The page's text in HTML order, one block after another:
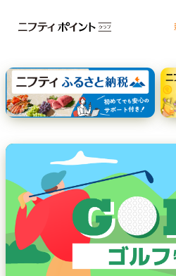
dカード 九州カードNEXT JCB
三井住友カード ゴールド（NL）（家族
【実質初月無料】DMM | Disney+(ディ